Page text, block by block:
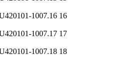
16
17
18